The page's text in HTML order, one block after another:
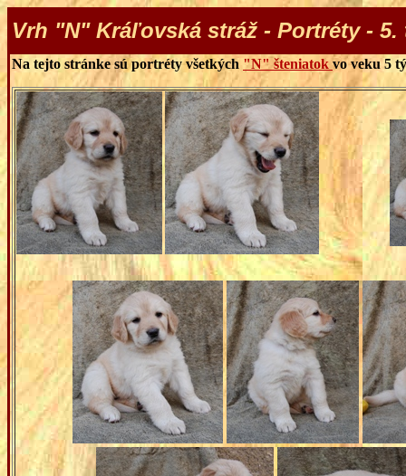
Vrh "N" Kráľovská stráž - Portréty - 5.
Na tejto stránke sú portréty všetkých "N" šteniatok vo veku 5